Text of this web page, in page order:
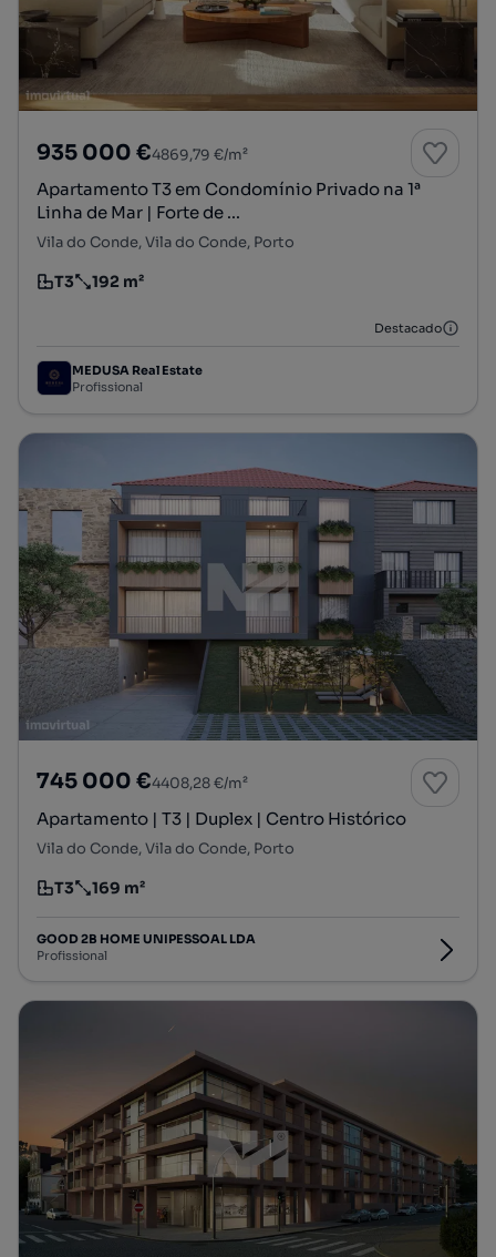
935 000 €4869,79 €/m²
Apartamento T3 em Condomínio Privado na 1ª
Linha de Mar | Forte de ...
Vila do Conde, Vila do Conde, Porto
Tipologia
T3
Preço por metro quadrado
192 m²
Destacado
MEDUSA Real Estate
Profissional
745 000 €4408,28 €/m²
Apartamento | T3 | Duplex | Centro Histórico
Vila do Conde, Vila do Conde, Porto
Tipologia
T3
Preço por metro quadrado
169 m²
GOOD 2B HOME UNIPESSOAL LDA
Profissional